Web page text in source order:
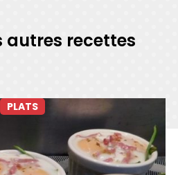
autres recettes
PLATS